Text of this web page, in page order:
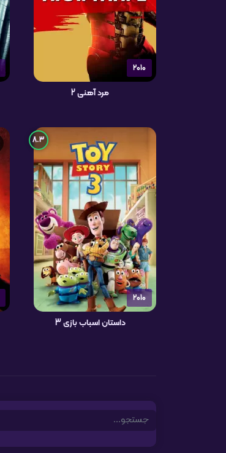
2010
مرد آهنی 2
2010
8.3
داستان اسباب بازی 3
Search